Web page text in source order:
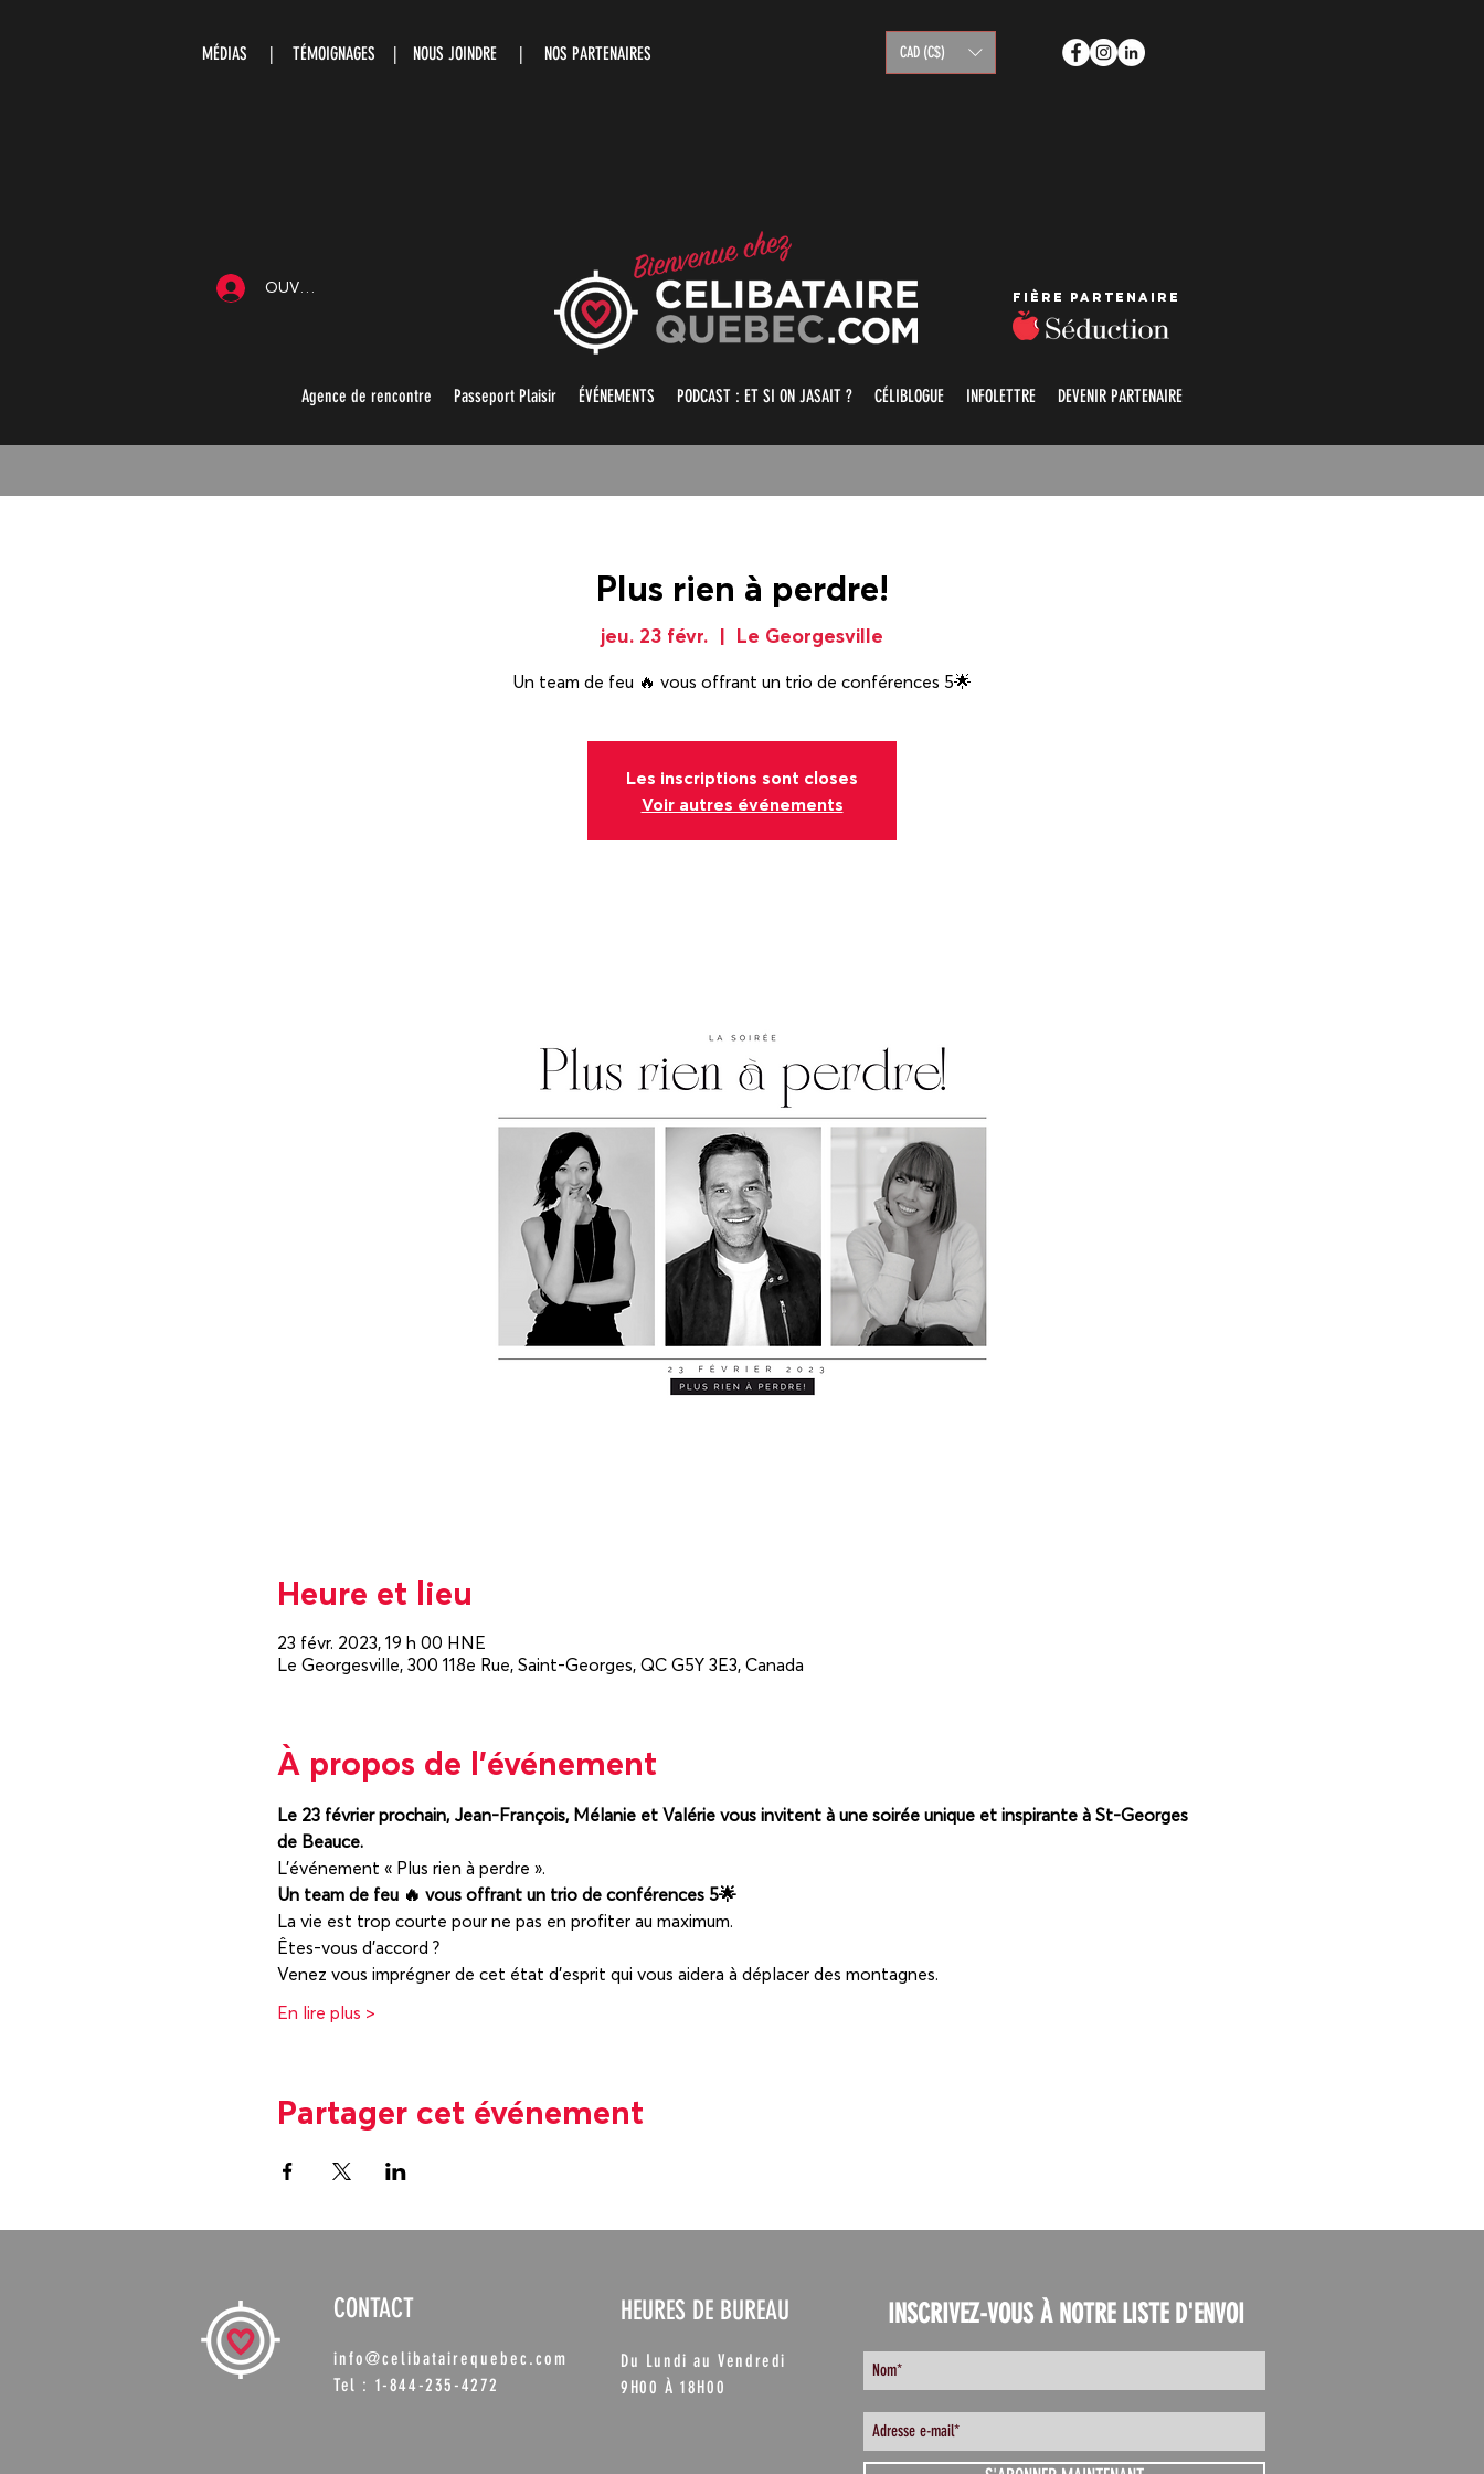
MÉDIAS | TÉMOIGNAGES | NOUS JOINDRE | NOS PARTENAIRES CAD (C$)
OUVRIR UNE SESSION Fière partenaire
Agence de rencontre Passeport Plaisir ÉVÉNEMENTS PODCAST : ET SI ON JASAIT ? CÉLIBLOGUE INFOLETTRE DEVENIR PARTENAIRE
Plus rien à perdre!
jeu. 23 févr.
  |
Le Georgesville
Un team de feu 🔥 vous offrant un trio de conférences 5🌟
Les inscriptions sont closes
Voir autres événements
Heure et lieu
23 févr. 2023, 19 h 00 HNE
Le Georgesville, 300 118e Rue, Saint-Georges, QC G5Y 3E3, Canada
À propos de l'événement
Le 23 février prochain, Jean-François, Mélanie et Valérie vous invitent à une soirée unique et inspirante à St-Georges
de Beauce.
L’événement « Plus rien à perdre ».
Un team de feu 🔥 vous offrant un trio de conférences 5🌟
La vie est trop courte pour ne pas en profiter au maximum.
Êtes-vous d’accord ?
Venez vous imprégner de cet état d'esprit qui vous aidera à déplacer des montagnes.
En lire plus >
Partager cet événement
CONTACT
info@celibatairequebec.com
Tel : 1-844-235-4272
HEURES DE BUREAU
Du Lundi au Vendredi
9H00 À 18H00
INSCRIVEZ-VOUS À NOTRE LISTE D'ENVOI